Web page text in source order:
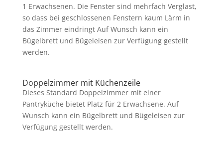
1 Erwachsenen. Die Fenster sind mehrfach Verglast,
so dass bei geschlossenen Fenstern kaum Lärm in
das Zimmer eindringt Auf Wunsch kann ein
Bügelbrett und Bügeleisen zur Verfügung gestellt
werden.
Doppelzimmer mit Küchenzeile
Dieses Standard Doppelzimmer mit einer
Pantryküche bietet Platz für 2 Erwachsene. Auf
Wunsch kann ein Bügelbrett und Bügeleisen zur
Verfügung gestellt werden.